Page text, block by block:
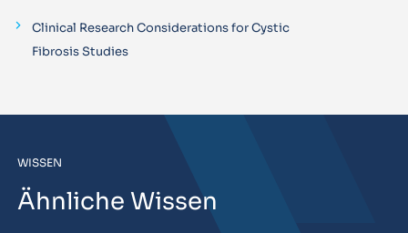
Clinical Research Considerations for Cystic
Fibrosis Studies
WISSEN
Ähnliche Wissen